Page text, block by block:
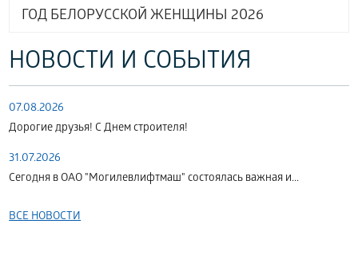
ГОД БЕЛОРУССКОЙ ЖЕНЩИНЫ 2026
НОВОСТИ И СОБЫТИЯ
07.08.2026
Дорогие друзья! С Днем строителя!
31.07.2026
Сегодня в ОАО "Могилевлифтмаш" состоялась важная и...
ВСЕ НОВОСТИ